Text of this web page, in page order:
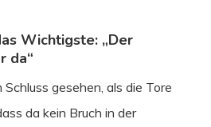
Wichtigste: „Der
da“
Schluss gesehen, als die Tore
da kein Bruch in der